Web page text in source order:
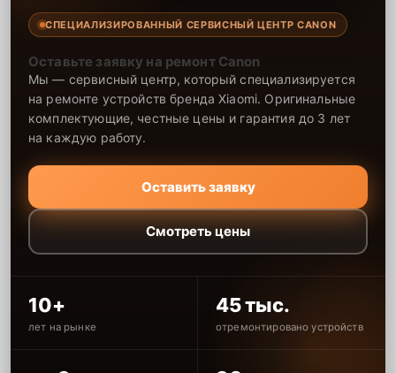
СПЕЦИАЛИЗИРОВАННЫЙ СЕРВИСНЫЙ ЦЕНТР CANON
Оставьте заявку на ремонт Canon
Мы — сервисный центр, который специализируется
на ремонте устройств бренда Xiaomi. Оригинальные
комплектующие, честные цены и гарантия до 3 лет
на каждую работу.
Оставить заявку
Смотреть цены
10+
лет на рынке
45 тыс.
отремонтировано устройств